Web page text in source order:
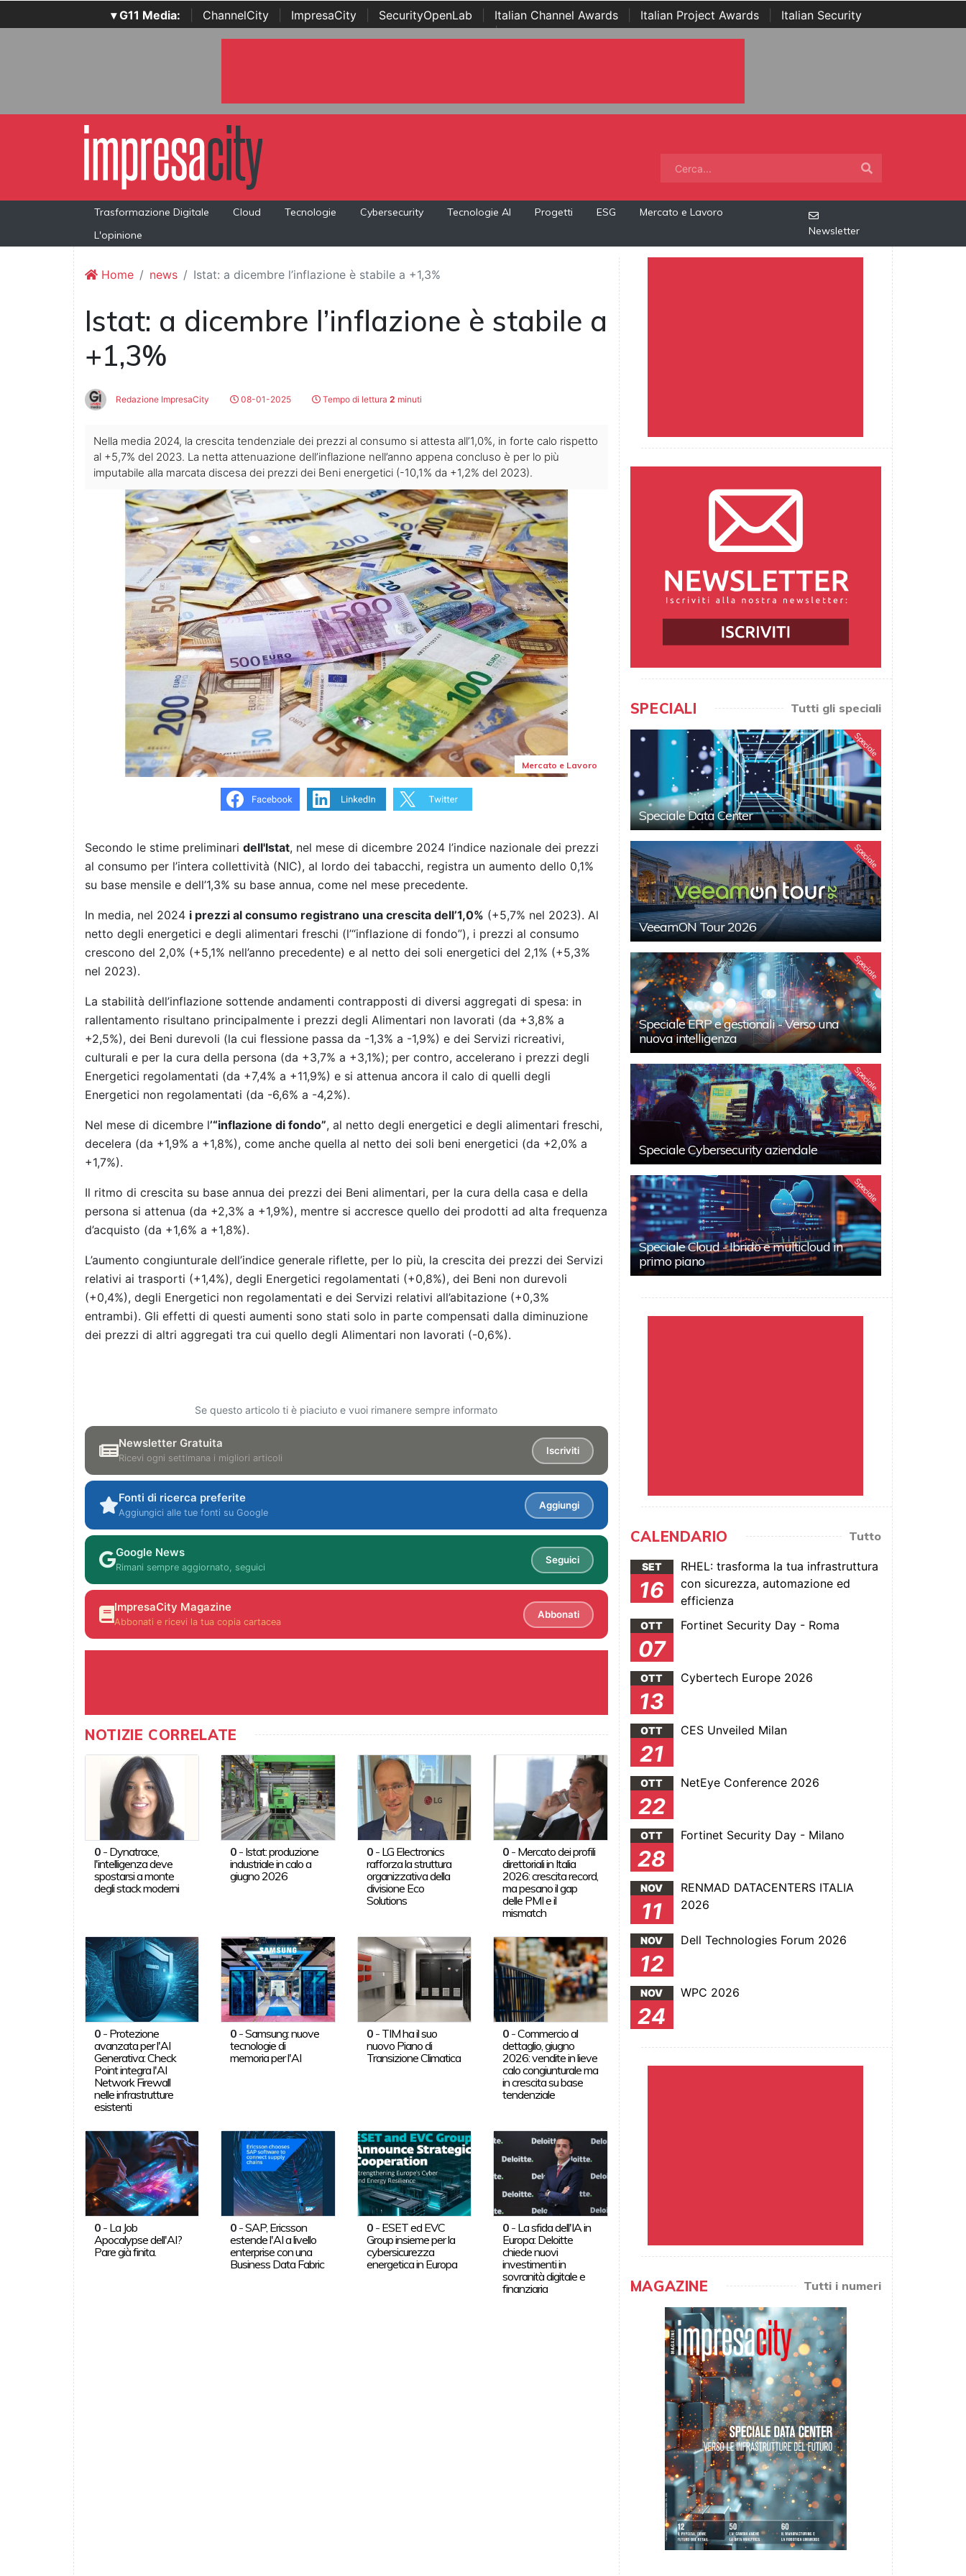
▾ G11 Media: ChannelCity ImpresaCity SecurityOpenLab Italian Channel Awards Italian Project Awards
Italian Security
Awards | ...
Trasformazione Digitale Cloud Tecnologie Cybersecurity Tecnologie AI Progetti ESG
Mercato e Lavoro
L'opinione
Newsletter
Home news Istat: a dicembre l’inflazione è stabile a +1,3%
Istat: a dicembre l’inflazione è stabile a
+1,3%
Redazione ImpresaCity 08-01-2025 Tempo di lettura 2 minuti
Nella media 2024, la crescita tendenziale dei prezzi al consumo si attesta all’1,0%, in forte calo rispetto
al +5,7% del 2023. La netta attenuazione dell’inflazione nell’anno appena concluso è per lo più
imputabile alla marcata discesa dei prezzi dei Beni energetici (-10,1% da +1,2% del 2023).
Mercato e Lavoro
Secondo le stime preliminari dell'Istat, nel mese di dicembre 2024 l’indice nazionale dei prezzi
al consumo per l’intera collettività (NIC), al lordo dei tabacchi, registra un aumento dello 0,1%
su base mensile e dell’1,3% su base annua, come nel mese precedente.
In media, nel 2024 i prezzi al consumo registrano una crescita dell’1,0% (+5,7% nel 2023). Al
netto degli energetici e degli alimentari freschi (l’“inflazione di fondo”), i prezzi al consumo
crescono del 2,0% (+5,1% nell’anno precedente) e al netto dei soli energetici del 2,1% (+5,3%
nel 2023).
La stabilità dell’inflazione sottende andamenti contrapposti di diversi aggregati di spesa: in
rallentamento risultano principalmente i prezzi degli Alimentari non lavorati (da +3,8% a
+2,5%), dei Beni durevoli (la cui flessione passa da -1,3% a -1,9%) e dei Servizi ricreativi,
culturali e per la cura della persona (da +3,7% a +3,1%); per contro, accelerano i prezzi degli
Energetici regolamentati (da +7,4% a +11,9%) e si attenua ancora il calo di quelli degli
Energetici non regolamentati (da -6,6% a -4,2%).
Nel mese di dicembre l’“inflazione di fondo”, al netto degli energetici e degli alimentari freschi,
decelera (da +1,9% a +1,8%), come anche quella al netto dei soli beni energetici (da +2,0% a
+1,7%).
Il ritmo di crescita su base annua dei prezzi dei Beni alimentari, per la cura della casa e della
persona si attenua (da +2,3% a +1,9%), mentre si accresce quello dei prodotti ad alta frequenza
d’acquisto (da +1,6% a +1,8%).
L’aumento congiunturale dell’indice generale riflette, per lo più, la crescita dei prezzi dei Servizi
relativi ai trasporti (+1,4%), degli Energetici regolamentati (+0,8%), dei Beni non durevoli
(+0,4%), degli Energetici non regolamentati e dei Servizi relativi all’abitazione (+0,3%
entrambi). Gli effetti di questi aumenti sono stati solo in parte compensati dalla diminuzione
dei prezzi di altri aggregati tra cui quello degli Alimentari non lavorati (-0,6%).
Se questo articolo ti è piaciuto e vuoi rimanere sempre informato
Newsletter Gratuita
Ricevi ogni settimana i migliori articoli
Iscriviti
Fonti di ricerca preferite
Aggiungici alle tue fonti su Google
Aggiungi
Google News
Rimani sempre aggiornato, seguici
Seguici
ImpresaCity Magazine
Abbonati e ricevi la tua copia cartacea
Abbonati
NOTIZIE CORRELATE
0- Dynatrace,
l'intelligenza deve
spostarsi a monte
degli stack moderni
0 - Istat: produzione
industriale in calo a
giugno 2026
0- LG Electronics
rafforza la struttura
organizzativa della
divisione Eco
Solutions
0 - Mercato dei profili
direttoriali in Italia
2026: crescita record,
ma pesano il gap
delle PMI e il
mismatch
0- Protezione
avanzata per l'AI
Generativa: Check
Point integra l'AI
Network Firewall
nelle infrastrutture
esistenti
0 -Samsung: nuove
tecnologie di
memoria per l'AI
0- TIM ha il suo
nuovo Piano di
Transizione Climatica
0 -Commercio al
dettaglio, giugno
2026: vendite in lieve
calo congiunturale ma
in crescita su base
tendenziale
0- La Job
Apocalypse dell'AI?
Pare già finita.
0 -SAP, Ericsson
estende l'AI a livello
enterprise con una
Business Data Fabric
0- ESET ed EVC
Group insieme per la
cybersicurezza
energetica in Europa
0 - La sfida dell'IA in
Europa: Deloitte
chiede nuovi
investimenti in
sovranità digitale e
finanziaria
SPECIALI Tutti gli speciali
Speciale
Speciale Data Center
Speciale
VeeamON Tour 2026
Speciale
Speciale ERP e gestionali - Verso una
nuova intelligenza
Speciale
Speciale Cybersecurity aziendale
Speciale
Speciale Cloud - Ibrido e multicloud in
primo piano
CALENDARIO Tutto
SET
16
RHEL: trasforma la tua infrastruttura
con sicurezza, automazione ed
efficienza
OTT
07
Fortinet Security Day - Roma
OTT
13
Cybertech Europe 2026
OTT
21
CES Unveiled Milan
OTT
22
NetEye Conference 2026
OTT
28
Fortinet Security Day - Milano
NOV
11
RENMAD DATACENTERS ITALIA
2026
NOV
12
Dell Technologies Forum 2026
NOV
24
WPC 2026
MAGAZINE Tutti i numeri